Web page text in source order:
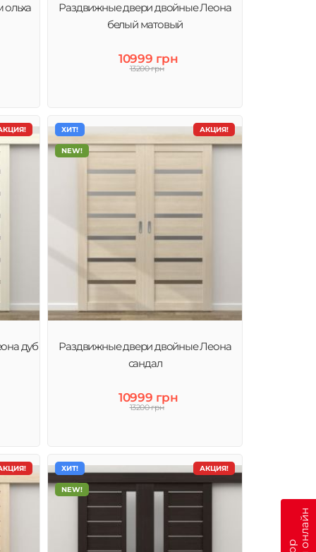
Раздвижные двери двойные Леона
белый матовый
10999 грн
13200 грн
дуб
АКЦИЯ!
ХИТ!
NEW!
Раздвижные двери двойные Леона
сандал
10999 грн
13200 грн
АКЦИЯ!
ХИТ!
NEW!